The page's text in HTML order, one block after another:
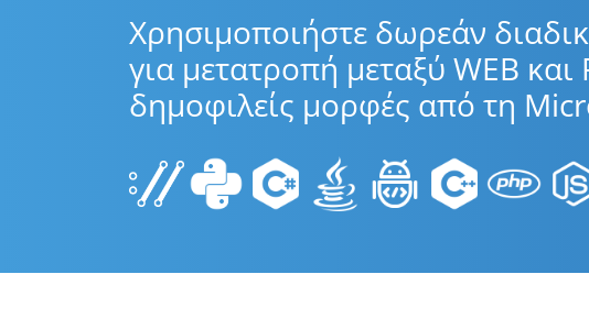
Χρησιμοποιήστε δωρεάν
για μετατροπή μεταξύ WEB
δημοφιλείς μορφές από τη